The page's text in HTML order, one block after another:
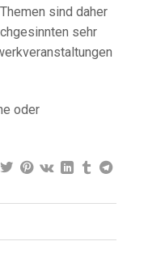
sind daher
sehr
oder